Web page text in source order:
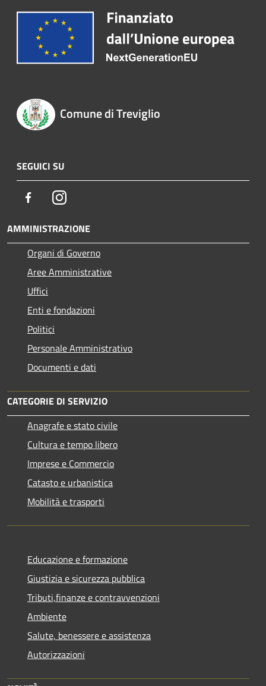
Comune di Treviglio
SEGUICI SU
FacebookInstagram
AMMINISTRAZIONE
Organi di Governo
Aree Amministrative
Uffici
Enti e fondazioni
Politici
Personale Amministrativo
Documenti e dati
CATEGORIE DI SERVIZIO
Anagrafe e stato civile
Cultura e tempo libero
Imprese e Commercio
Catasto e urbanistica
Mobilità e trasporti
Educazione e formazione
Giustizia e sicurezza pubblica
Tributi,finanze e contravvenzioni
Ambiente
Salute, benessere e assistenza
Autorizzazioni